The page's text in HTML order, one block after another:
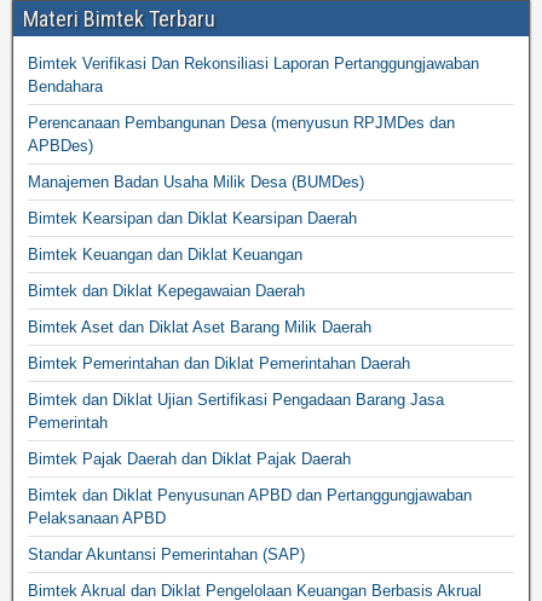
Materi Bimtek Terbaru
Bimtek Verifikasi Dan Rekonsiliasi Laporan Pertanggungjawaban
Bendahara
Perencanaan Pembangunan Desa (menyusun RPJMDes dan
APBDes)
Manajemen Badan Usaha Milik Desa (BUMDes)
Bimtek Kearsipan dan Diklat Kearsipan Daerah
Bimtek Keuangan dan Diklat Keuangan
Bimtek dan Diklat Kepegawaian Daerah
Bimtek Aset dan Diklat Aset Barang Milik Daerah
Bimtek Pemerintahan dan Diklat Pemerintahan Daerah
Bimtek dan Diklat Ujian Sertifikasi Pengadaan Barang Jasa
Pemerintah
Bimtek Pajak Daerah dan Diklat Pajak Daerah
Bimtek dan Diklat Penyusunan APBD dan Pertanggungjawaban
Pelaksanaan APBD
Standar Akuntansi Pemerintahan (SAP)
Bimtek Akrual dan Diklat Pengelolaan Keuangan Berbasis Akrual